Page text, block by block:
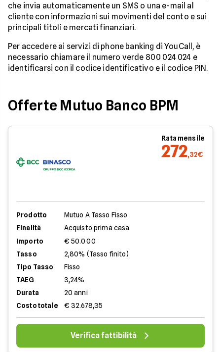
che invia automaticamente un SMS o una e-mail al
cliente con informazioni sui movimenti del conto e sui
principali titoli e mercati finanziari.
Per accedere ai servizi di phone banking di YouCall, è
necessario chiamare il numero verde 800 024 024 e
identificarsi con il codice identificativo e il codice PIN.
Offerte Mutuo Banco BPM
Rata mensile
272,32€
Prodotto
Mutuo A Tasso Fisso
Finalità
Acquisto prima casa
Importo
€ 50.000
Tasso
2,80% (Tasso finito)
Tipo Tasso
Fisso
TAEG
3,24%
Durata
20 anni
Costo totale
€ 32.678,35
Verifica fattibilità